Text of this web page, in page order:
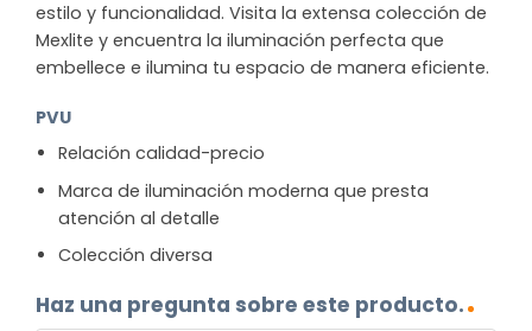
estilo y funcionalidad. Visita la extensa colección de
Mexlite y encuentra la iluminación perfecta que
embellece e ilumina tu espacio de manera eficiente.
PVU
Relación calidad-precio
Marca de iluminación moderna que presta
atención al detalle
Colección diversa
Haz una pregunta sobre este producto.